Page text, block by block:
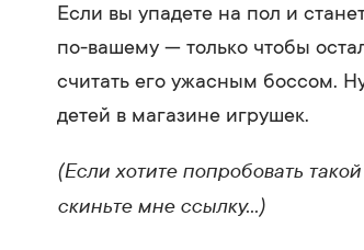
Если вы упадете на пол и
по-вашему — только чтобы
считать его ужасным боссом.
детей в магазине игрушек.
(Если хотите попробовать
скиньте мне ссылку…)